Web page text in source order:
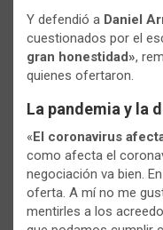
Y defendió a Daniel
cuestionados por el
gran honestidad»,
quienes ofertaron.
La pandemia y la
«El coronavirus
como afecta el
negociación va bien.
oferta. A mí no me
mentirles a los